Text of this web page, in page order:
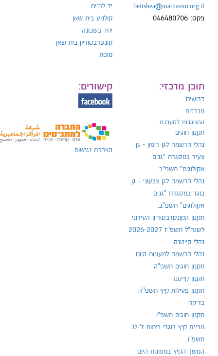
beitshea@matnasim.org.il
פקס: 046480706
יד לבנים
קולנוע בית שאן
יחד בשכונה
קונסרבטוריון בית שאן
מופת
תוכן מרכזי:
דרושים
מכרזים
התחברות למערכת
תקנון חוגים
נהלי הרשמה לגן רימון - גן
צעיר במסגרת "גנים
אקולוגים" תשפ"ב.
נהלי הרשמה לגן צבעוני - גן
בוגר במסגרת "גנים
אקולוגים" תשפ"ב.
תקנון הקונסרבטוריון העירוני
לשנה"ל תשפ"ז 2026-2027
נהלי קייטנה
נהלי הרשמה למעונות היום
תקנון חוגים תשפ"ה
תקנון קייטנה
תקנון פעילות קיץ תשפ''ה
בדיקה
תקנון חוגים תשפ"ו
מכינת קיץ בוגרי כיתות ז'-ט'
תשפ"ו
המשך הקיץ במעונות היום
קישורים:
הצהרת נגישות